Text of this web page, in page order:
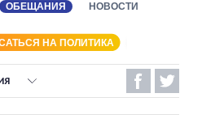
ОФИС
ВИДЕО
ОБЕЩАНИЯ НОВОСТИ
НА ПОЛИТИКА